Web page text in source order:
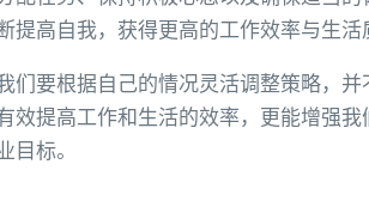
提高自我，获得更高的工作效率与生活
们要根据自己的情况灵活调整策略，
效提高工作和生活的效率，更能增强
目标。